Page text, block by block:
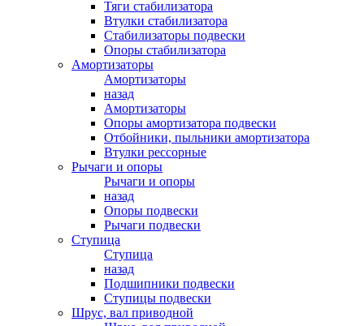
Тяги стабилизатора
Втулки стабилизатора
Стабилизаторы подвески
Опоры стабилизатора
Амортизаторы
Амортизаторы
назад
Амортизаторы
Опоры амортизатора подвески
Отбойники, пыльники амортизатора
Втулки рессорные
Рычаги и опоры
Рычаги и опоры
назад
Опоры подвески
Рычаги подвески
Ступица
Ступица
назад
Подшипники подвески
Ступицы подвески
Шрус, вал приводной